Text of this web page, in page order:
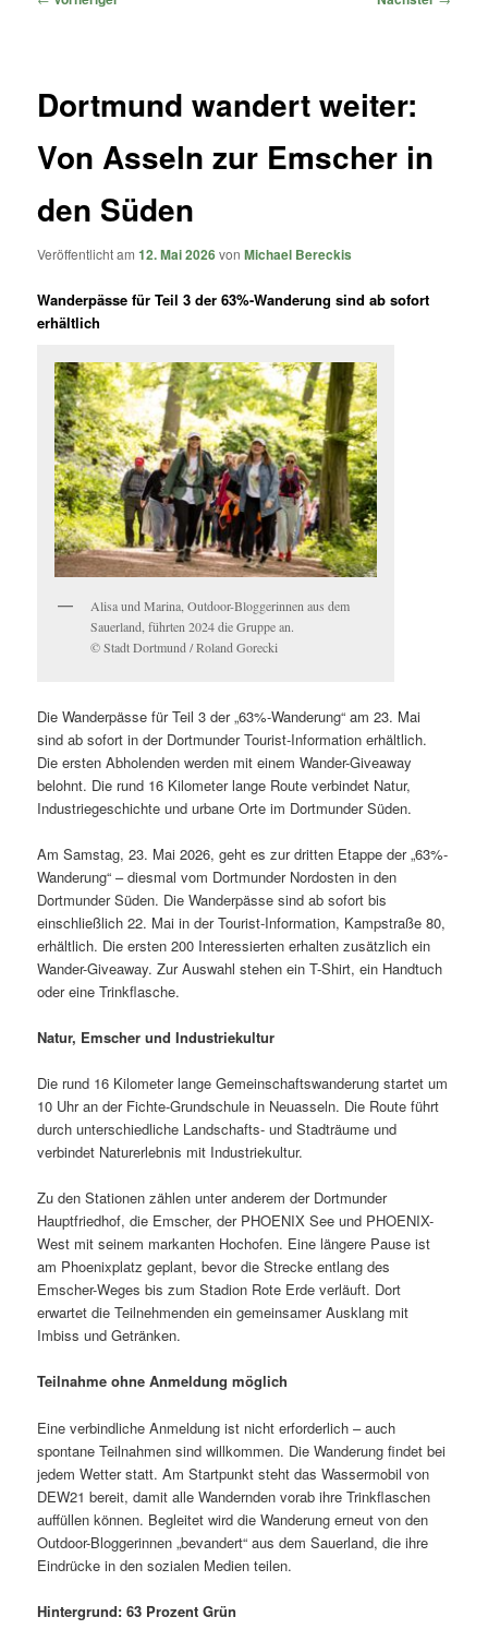
Dortmund wandert weiter:
Von Asseln zur Emscher in
den Süden
Veröffentlicht am12. Mai 2026vonMichael Bereckis
Wanderpässe für Teil 3 der 63%-Wanderung sind ab sofort
erhältlich
Alisa und Marina, Outdoor-Bloggerinnen aus dem
Sauerland, führten 2024 die Gruppe an.
© Stadt Dortmund / Roland Gorecki
Die Wanderpässe für Teil 3 der „63%-Wanderung“ am 23. Mai
sind ab sofort in der Dortmunder Tourist-Information erhältlich.
Die ersten Abholenden werden mit einem Wander-Giveaway
belohnt. Die rund 16 Kilometer lange Route verbindet Natur,
Industriegeschichte und urbane Orte im Dortmunder Süden.
Am Samstag, 23. Mai 2026, geht es zur dritten Etappe der „63%-
Wanderung“ – diesmal vom Dortmunder Nordosten in den
Dortmunder Süden. Die Wanderpässe sind ab sofort bis
einschließlich 22. Mai in der Tourist-Information, Kampstraße 80,
erhältlich. Die ersten 200 Interessierten erhalten zusätzlich ein
Wander-Giveaway. Zur Auswahl stehen ein T-Shirt, ein Handtuch
oder eine Trinkflasche.
Natur, Emscher und Industriekultur
Die rund 16 Kilometer lange Gemeinschaftswanderung startet um
10 Uhr an der Fichte-Grundschule in Neuasseln. Die Route führt
durch unterschiedliche Landschafts- und Stadträume und
verbindet Naturerlebnis mit Industriekultur.
Zu den Stationen zählen unter anderem der Dortmunder
Hauptfriedhof, die Emscher, der PHOENIX See und PHOENIX-
West mit seinem markanten Hochofen. Eine längere Pause ist
am Phoenixplatz geplant, bevor die Strecke entlang des
Emscher-Weges bis zum Stadion Rote Erde verläuft. Dort
erwartet die Teilnehmenden ein gemeinsamer Ausklang mit
Imbiss und Getränken.
Teilnahme ohne Anmeldung möglich
Eine verbindliche Anmeldung ist nicht erforderlich – auch
spontane Teilnahmen sind willkommen. Die Wanderung findet bei
jedem Wetter statt. Am Startpunkt steht das Wassermobil von
DEW21 bereit, damit alle Wandernden vorab ihre Trinkflaschen
auffüllen können. Begleitet wird die Wanderung erneut von den
Outdoor-Bloggerinnen „bevandert“ aus dem Sauerland, die ihre
Eindrücke in den sozialen Medien teilen.
Hintergrund: 63 Prozent Grün